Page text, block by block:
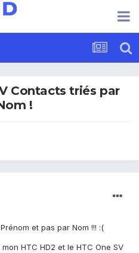
Contacts triés par
!
et pas par Nom !!! :(
HTC HD2 et le HTC One SV